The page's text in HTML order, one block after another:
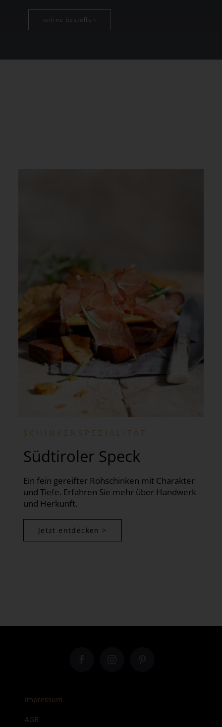
online bestellen
SCHINKENSPEZIALITÄT
Südtiroler Speck
Ein fein gereifter Rohschinken mit Charakter
und Tiefe. Erfahren Sie mehr über Handwerk
und Herkunft.
Jetzt entdecken >
Impressum
AGB